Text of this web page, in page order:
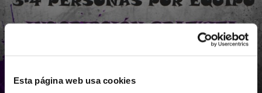
Esta página web usa cookies
NOTÍCIES